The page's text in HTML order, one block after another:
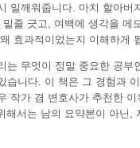
일깨워줍니다. 마치 할아버
줄 긋고, 여백에 생각을 메
효과적이었는지 이해하게
는 무엇이 정말 중요한 공부
습니다. 이 책은 그 경험과
작가 겸 변호사가 추천한
해서는 남의 요약본이 아닌,